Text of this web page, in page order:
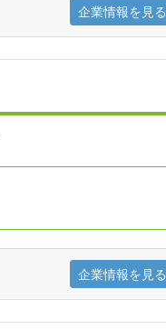
企業情報を見る
企業情報を見る